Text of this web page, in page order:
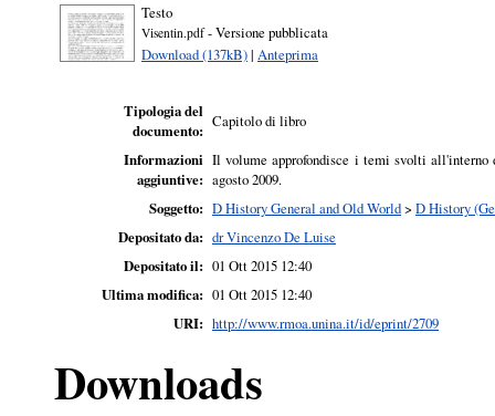
Testo
Visentin.pdf- Versione pubblicata
Download (137kB)| Anteprima
Tipologia del
documento: Capitolo di libro
Informazioni
aggiuntive:
Il volume approfondisce i temi svolti
agosto 2009.
Soggetto: D History General and Old World> D History
Depositato da: dr Vincenzo De Luise
Depositato il: 01 Ott 2015 12:40
Ultima modifica: 01 Ott 2015 12:40
URI: http://www.rmoa.unina.it/id/eprint/2709
Downloads